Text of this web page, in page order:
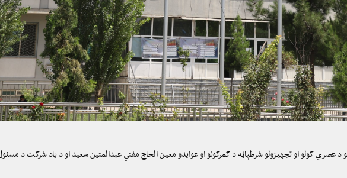
عصري کولو او تجهیزولو شرطپاڼه د ګمرکونو او عوایدو معین الحاج مفتي عبدالمتین سعید او د یاد شرکت د